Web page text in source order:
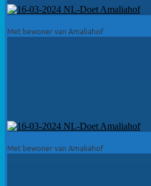
Met bewoner van Amaliahof
Met bewoner van Amaliahof